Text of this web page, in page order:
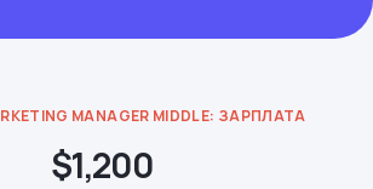
MANAGER MIDDLE: ЗАРПЛАТА
$1,200